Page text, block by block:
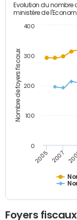
Nombre de foyers fiscaux
Evolution du nombre
ministère de
2005 2007
0
100
200
300
400
Foyers